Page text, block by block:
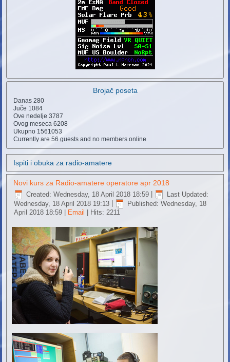
Brojač poseta
Danas280
Juče 1084
Ove nedelje3787
Ovog meseca6208
Ukupno 1561053
Currently are 56 guests and no members online
Ispiti i obuka za radio-amatere
Novi kurs za Radio-amatere operatore apr 2018
Created: Wednesday, 18 April 2018 18:59
Last Updated:
Wednesday, 18 April 2018 19:13
Published: Wednesday, 18
April 2018 18:59
Email | Hits: 2211